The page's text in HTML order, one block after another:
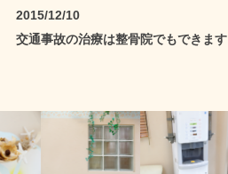
2015/12/10
交通事故の治療は整骨院でもできます